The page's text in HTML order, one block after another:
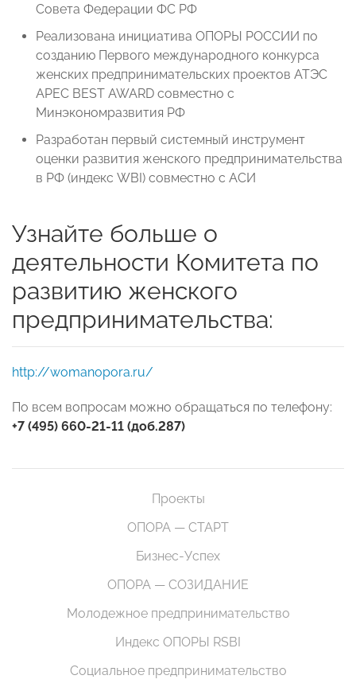
Совета Федерации ФС РФ
Реализована инициатива ОПОРЫ РОССИИ по
созданию Первого международного конкурса
женских предпринимательских проектов АТЭС
APEC BEST AWARD совместно с
Минэкономразвития РФ
Разработан первый системный инструмент
оценки развития женского предпринимательства
в РФ (индекс WBI) совместно с АСИ
Узнайте больше о
деятельности Комитета по
развитию женского
предпринимательства:
http://womanopora.ru/
По всем вопросам можно обращаться по телефону:
+7 (495) 660-21-11 (доб.287)
Проекты
ОПОРА — СТАРТ
Бизнес-Успех
ОПОРА — СОЗИДАНИЕ
Молодежное предпринимательство
Индекс ОПОРЫ RSBI
Социальное предпринимательство